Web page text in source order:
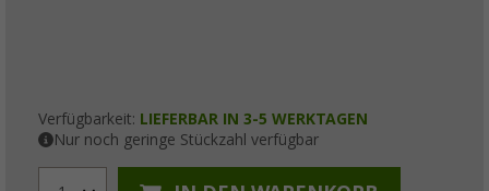
Verfügbarkeit: LIEFERBAR IN 3-5 WERKTAGEN
Nur noch geringe Stückzahl verfügbar